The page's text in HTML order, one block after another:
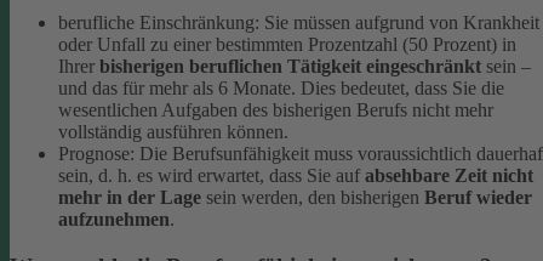
berufliche Einschränkung: Sie müssen aufgrund von Krankheit
oder Unfall zu einer bestimmten Prozentzahl (50 Prozent) in
Ihrer bisherigen beruflichen Tätigkeit eingeschränkt sein –
und das für mehr als 6 Monate. Dies bedeutet, dass Sie die
wesentlichen Aufgaben des bisherigen Berufs nicht mehr
vollständig ausführen können.
Prognose: Die Berufsunfähigkeit muss voraussichtlich
sein, d. h. es wird erwartet, dass Sie auf absehbare Zeit nicht
mehr in der Lage sein werden, den bisherigen Beruf wieder
aufzunehmen.